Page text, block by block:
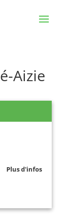
Aizie
Plus d'infos